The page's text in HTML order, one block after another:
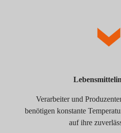
Verarbeiter und
benötigen konstante
auf ihre